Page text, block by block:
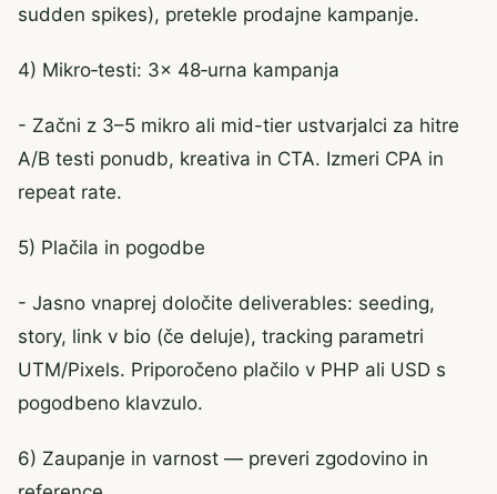
sudden spikes), pretekle prodajne kampanje.
4) Mikro‑testi: 3× 48‑urna kampanja
- Začni z 3–5 mikro ali mid-tier ustvarjalci za hitre
A/B testi ponudb, kreativa in CTA. Izmeri CPA in
repeat rate.
5) Plačila in pogodbe
- Jasno vnaprej določite deliverables: seeding,
story, link v bio (če deluje), tracking parametri
UTM/Pixels. Priporočeno plačilo v PHP ali USD s
pogodbeno klavzulo.
6) Zaupanje in varnost — preveri zgodovino in